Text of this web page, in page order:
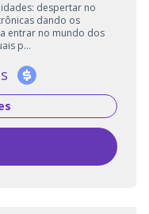
despertar no
dando os
entrar no mundo dos
p...